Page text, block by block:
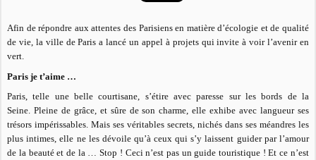
Afin de répondre aux attentes des Parisiens en matière d’écologie et de qualité
de vie, la ville de Paris a lancé un appel à projets qui invite à voir l’avenir en
vert.
Paris je t’aime …
Paris, telle une belle courtisane, s’étire avec paresse sur les bords de la
Seine. Pleine de grâce, et sûre de son charme, elle exhibe avec langueur ses
trésors impérissables. Mais ses véritables secrets, nichés dans ses méandres les
plus intimes, elle ne les dévoile qu’à ceux qui s’y laissent guider par l’amour
de la beauté et de la … Stop ! Ceci n’est pas un guide touristique ! Et ce n’est